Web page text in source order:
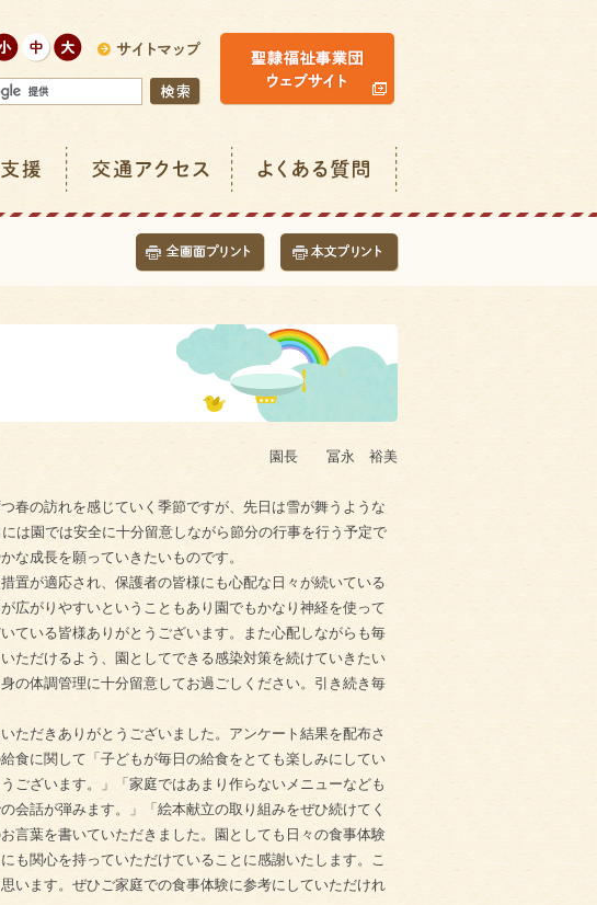
園長 冨永 裕美
春の訪れを感じていく季節ですが、先日は雪が舞うような
は園では安全に十分留意しながら節分の行事を行う予定で
な成長を願っていきたいものです。
置が適応され、保護者の皆様にも心配な日々が続いている
広がりやすいということもあり園でもかなり神経を使って
ている皆様ありがとうございます。また心配しながらも毎
ただけるよう、園としてできる感染対策を続けていきたい
の体調管理に十分留意してお過ごしください。引き続き毎
ただきありがとうございました。アンケート結果を配布さ
食に関して「子どもが毎日の給食をとても楽しみにしてい
ございます。」「家庭ではあまり作らないメニューなども
会話が弾みます。」「絵本献立の取り組みをぜひ続けてく
言葉を書いていただきました。園としても日々の食事体験
も関心を持っていただけていることに感謝いたします。こ
います。ぜひご家庭での食事体験に参考にしていただけれ